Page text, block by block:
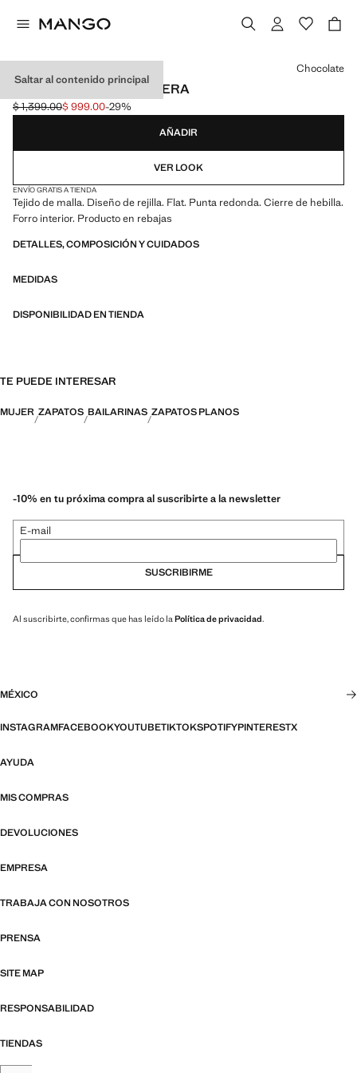
Saltar al contenido principal
BAILARINA MESH PULSERA
Precio inicial tachado [$ 1,399.00 ]
$ 1,399.00
Precio actual [$ 999.00 ]
$ 999.00-29%
Selecciona un color
Chocolate
AÑADIR
VER LOOK
ENVÍO GRATIS A TIENDA
Tejido de malla. Diseño de rejilla. Flat. Punta redonda. Cierre de hebilla.
Forro interior. Producto en rebajas
DETALLES, COMPOSICIÓN Y CUIDADOS
MEDIDAS
DISPONIBILIDAD EN TIENDA
TE PUEDE INTERESAR
MUJER ZAPATOS BAILARINAS ZAPATOS PLANOS
-10% en tu próxima compra al suscribirte a la newsletter
E-mail
SUSCRIBIRME
Al suscribirte, confirmas que has leído la Política de privacidad.
MÉXICO
INSTAGRAMFACEBOOKYOUTUBETIKTOKSPOTIFYPINTERESTX
AYUDA
MIS COMPRAS
DEVOLUCIONES
EMPRESA
TRABAJA CON NOSOTROS
PRENSA
SITE MAP
RESPONSABILIDAD
TIENDAS